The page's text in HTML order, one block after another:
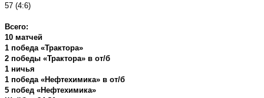
57 (4:6)
Всего:
10 матчей
1 победа «Трактора»
2 победы «Трактора» в от/б
1 ничья
1 победа «Нефтехимика» в от/б
5 побед «Нефтехимика»